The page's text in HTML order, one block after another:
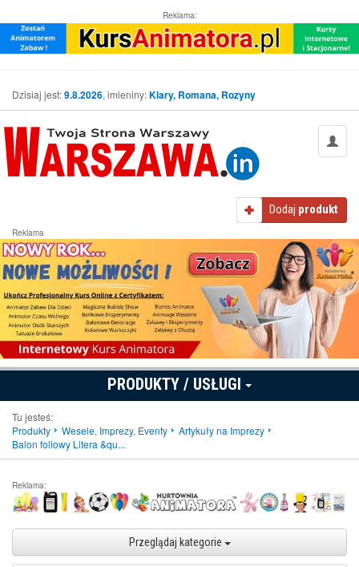
Reklama:
Dzisiaj jest:9.8.2026, imieniny:Klary, Romana, Rozyny
Dodaj produkt
Reklama
PRODUKTY / USŁUGI
Tu jesteś:
Produkty
Wesele, Imprezy, Eventy
Artykuły na Imprezy
Balon foliowy Litera &qu...
Reklama:
Przeglądaj kategorie